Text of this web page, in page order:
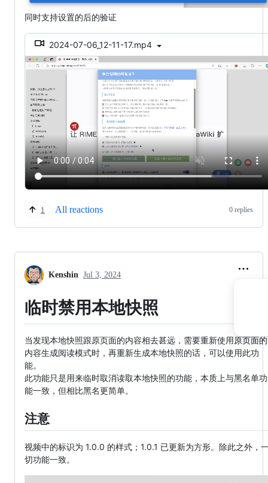
同时支持设置的后的验证
2024-07-06_12-11-17.mp4
1 All reactions 0 replies
Kenshin Jul 3, 2024
临时禁用本地快照
当发现本地快照跟原页面的内容相去甚远，需要重新使用原页面的
内容生成阅读模式时，再重新生成本地快照的话，可以使用此功
能。
此功能只是用来临时取消读取本地快照的功能，本质上与黑名单功
能一致，但相比黑名更简单。
注意
视频中的标识为 1.0.0 的样式；1.0.1 已更新为方形。除此之外，
切功能一致。